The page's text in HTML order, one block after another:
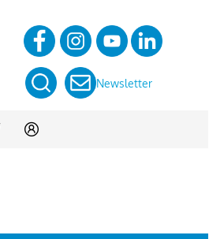
Newsletter